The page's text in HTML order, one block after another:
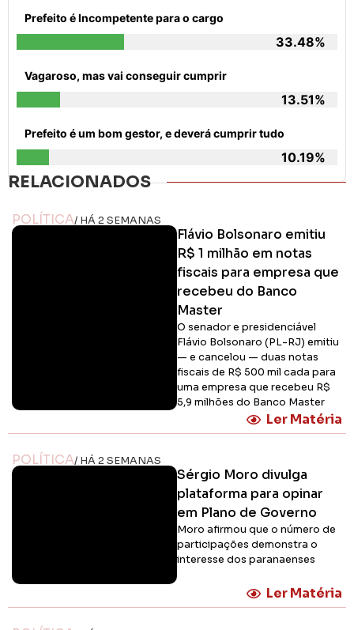
Prefeito é Incompetente para o cargo
33.48%
Vagaroso, mas vai conseguir cumprir
13.51%
Prefeito é um bom gestor, e deverá cumprir tudo
10.19%
RELACIONADOS
POLÍTICA/ HÁ 2 SEMANAS
Flávio Bolsonaro emitiu
R$ 1 milhão em notas
fiscais para empresa que
recebeu do Banco
Master
O senador e presidenciável
Flávio Bolsonaro (PL-RJ) emitiu
— e cancelou — duas notas
fiscais de R$ 500 mil cada para
uma empresa que recebeu R$
5,9 milhões do Banco Master
Ler Matéria
POLÍTICA/ HÁ 2 SEMANAS
Sérgio Moro divulga
plataforma para opinar
em Plano de Governo
Moro afirmou que o número de
participações demonstra o
interesse dos paranaenses
Ler Matéria